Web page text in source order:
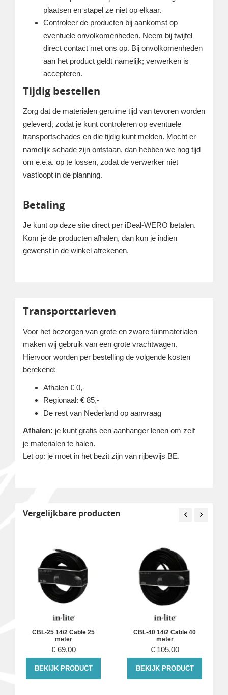
plaatsen en stapel ze niet op elkaar.
Controleer de producten bij aankomst op
eventuele onvolkomenheden. Neem bij twijfel
direct contact met ons op. Bij onvolkomenheden
aan het product geldt namelijk; verwerken is
accepteren.
Tijdig bestellen
Zorg dat de materialen geruime tijd van tevoren worden
geleverd, zodat je kunt controleren op eventuele
transportschades en die tijdig kunt melden. Mocht er
namelijk schade zijn ontstaan, dan hebben we nog tijd
om e.e.a. op te lossen, zodat de verwerker niet
vastloopt in de planning.
Betaling
Je kunt op deze site direct per iDeal-WERO betalen.
Kom je de producten afhalen, dan kun je indien
gewenst in de winkel afrekenen.
Transporttarieven
Voor het bezorgen van grote en zware tuinmaterialen
maken wij gebruik van een grote vrachtwagen.
Hiervoor worden per bestelling de volgende kosten
berekend:
Afhalen € 0,-
Regionaal: € 85,-
De rest van Nederland op aanvraag
Afhalen: je kunt gratis een aanhanger lenen om zelf
je materialen te halen.
Let op: je moet in het bezit zijn van rijbewijs BE.
Vergelijkbare producten
CBL-25 14/2 Cable 25
meter
€ 69,00
BEKIJK PRODUCT
CBL-40 14/2 Cable 40
meter
€ 105,00
BEKIJK PRODUCT